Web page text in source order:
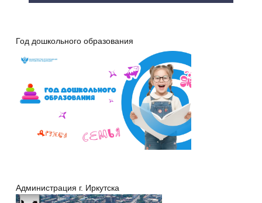
Год дошкольного образования
Администрация г. Иркутска